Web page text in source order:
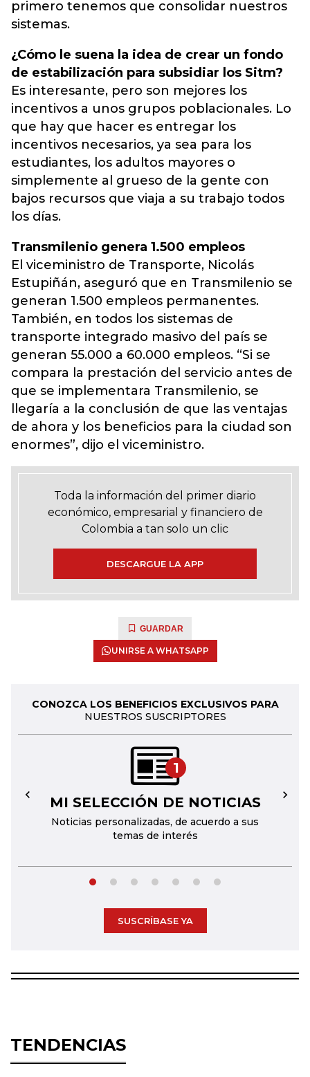
primero tenemos que consolidar nuestros
sistemas.
¿Cómo le suena la idea de crear un fondo
de estabilización para subsidiar los Sitm?
Es interesante, pero son mejores los
incentivos a unos grupos poblacionales. Lo
que hay que hacer es entregar los
incentivos necesarios, ya sea para los
estudiantes, los adultos mayores o
simplemente al grueso de la gente con
bajos recursos que viaja a su trabajo todos
los días.
Transmilenio genera 1.500 empleos
El viceministro de Transporte, Nicolás
Estupiñán, aseguró que en Transmilenio se
generan 1.500 empleos permanentes.
También, en todos los sistemas de
transporte integrado masivo del país se
generan 55.000 a 60.000 empleos. “Si se
compara la prestación del servicio antes de
que se implementara Transmilenio, se
llegaría a la conclusión de que las ventajas
de ahora y los beneficios para la ciudad son
enormes”, dijo el viceministro.
Toda la información del primer diario
económico, empresarial y financiero de
Colombia a tan solo un clic
DESCARGUE LA APP
GUARDAR
UNIRSE A WHATSAPP
CONOZCA LOS BENEFICIOS EXCLUSIVOS PARA
NUESTROS SUSCRIPTORES
1
MI SELECCIÓN DE NOTICIAS
Noticias personalizadas, de acuerdo a sus
temas de interés
← →
SUSCRÍBASE YA
TENDENCIAS